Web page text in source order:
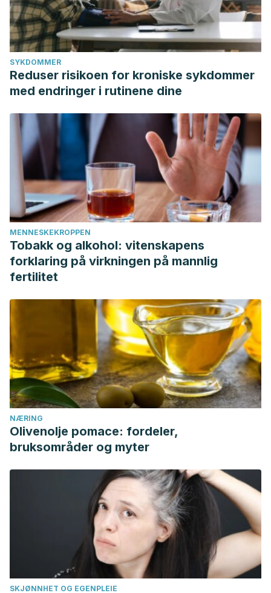
SYKDOMMER
Reduser risikoen for kroniske sykdommer
med endringer i rutinene dine
MENNESKEKROPPEN
Tobakk og alkohol: vitenskapens
forklaring på virkningen på mannlig
fertilitet
NÆRING
Olivenolje pomace: fordeler,
bruksområder og myter
SKJØNNHET OG EGENPLEIE